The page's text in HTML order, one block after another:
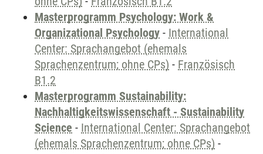
Masterprogramm Psychology: Work &
Organizational Psychology - International
Center: Sprachangebot (ehemals
Sprachenzentrum; ohne CPs) - Französisch
B1.2
Masterprogramm Sustainability:
Nachhaltigkeitswissenschaft - Sustainability
Science - International Center: Sprachangebot
(ehemals Sprachenzentrum; ohne CPs) -